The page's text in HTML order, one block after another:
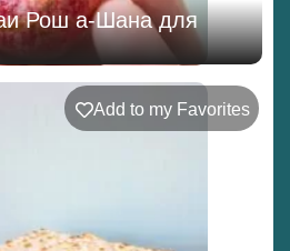
Рош а-Шана для
Add to my Favorites